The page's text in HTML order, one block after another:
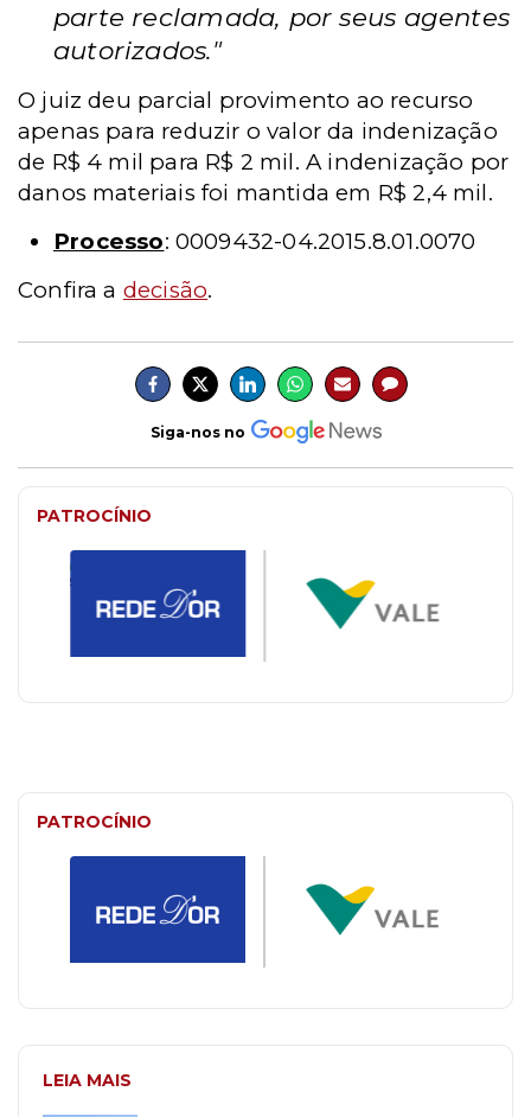
parte reclamada, por seus agentes
autorizados."
O juiz deu parcial provimento ao recurso
apenas para reduzir o valor da indenização
de R$ 4 mil para R$ 2 mil. A indenização por
danos materiais foi mantida em R$ 2,4 mil.
Processo: 0009432-04.2015.8.01.0070
Confira a decisão.
Siga-nos no
PATROCÍNIO
PATROCÍNIO
LEIA MAIS